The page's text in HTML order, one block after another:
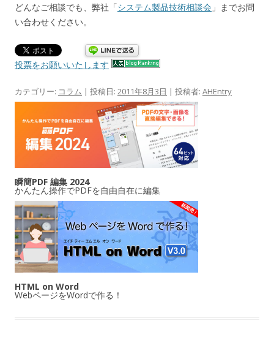
どんなご相談でも、弊社「システム製品技術相談会 」までお問
い合わせください。
投票をお願いいたします
カテゴリー: コラム | 投稿日: 2011年8月3日 | 投稿者: AHEntry
瞬簡PDF 編集 2024
かんたん操作でPDFを自由自在に編集
HTML on Word
WebページをWordで作る！